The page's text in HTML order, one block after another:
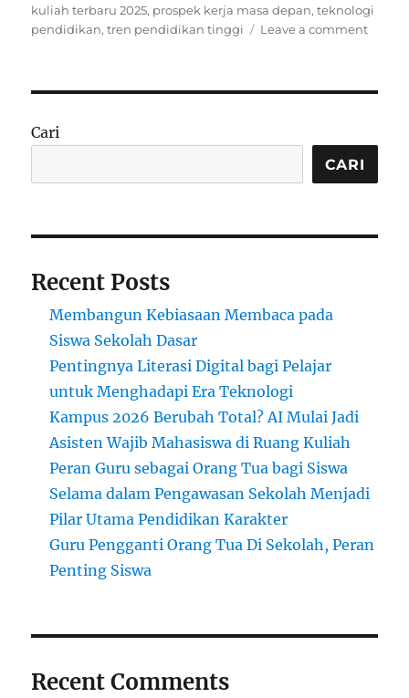
on
kuliah terbaru 2025, prospek kerja masa depan,teknologi
pendidikan,tren pendidikan tinggi Leave a commenton
Paling
2025
Cari
CARI
Recent Posts
Membangun Kebiasaan Membaca pada
Siswa Sekolah Dasar
Pentingnya Literasi Digital bagi Pelajar
untuk Menghadapi Era Teknologi
Kampus 2026 Berubah Total? AI Mulai Jadi
Asisten Wajib Mahasiswa di Ruang Kuliah
Peran Guru sebagai Orang Tua bagi Siswa
Selama dalam Pengawasan Sekolah Menjadi
Pilar Utama Pendidikan Karakter
Guru Pengganti Orang Tua Di Sekolah, Peran
Penting Siswa
Recent Comments